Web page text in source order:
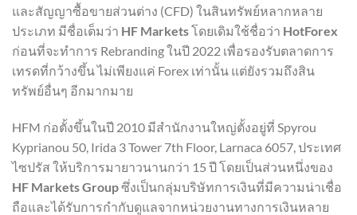
และสัญญาซื้อขายส่วนต่าง (CFD) ในสินทรัพย์หลากหลาย
ประเภท มีชื่อเต็มว่า HF Marketsโดยเดิมใช้ชื่อว่า HotForex
ก่อนที่จะทำการ Rebranding ในปี 2022 เพื่อรองรับตลาดการ
เทรดที่กว้างขึ้น ไม่เพียงแค่ Forex เท่านั้น แต่ยังรวมถึงสิน
ทรัพย์อื่นๆ อีกมากมาย
HFM ก่อตั้งขึ้นในปี 2010 มีสำนักงานใหญ่ตั้งอยู่ที่ Spyrou
Kyprianou 50, Irida 3 Tower 7th Floor, Larnaca 6057, ประเทศ
ไซปรัส ให้บริการมายาวนานกว่า 15 ปี โดยเป็นส่วนหนึ่งของ
HF Markets Groupซึ่งเป็นกลุ่มบริษัทการเงินที่มีความน่าเชื่อ
ถือและได้รับการกำกับดูแลจากหน่วยงานทางการเงินหลาย